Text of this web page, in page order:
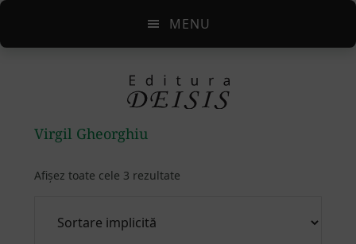
main
primary
footer
MENU
Virgil Gheorghiu
Afișez toate cele 3 rezultate